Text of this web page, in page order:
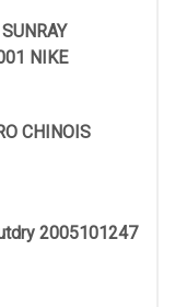
NIKE
CHINOIS
2005101247